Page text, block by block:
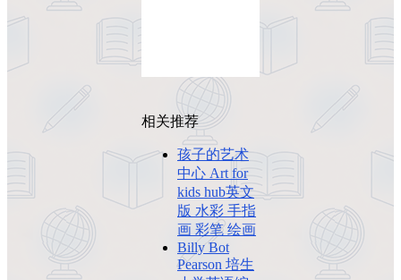
相关推荐
孩子的艺术
中心 Art for
kids hub英文
版 水彩 手指
画 彩笔 绘画
Billy Bot
Pearson 培生